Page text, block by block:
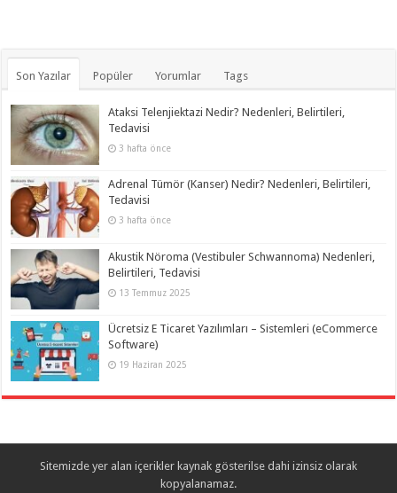
Son Yazılar Popüler Yorumlar Tags
Ataksi Telenjiektazi Nedir? Nedenleri, Belirtileri,
Tedavisi
3 hafta önce
Adrenal Tümör (Kanser) Nedir? Nedenleri, Belirtileri,
Tedavisi
3 hafta önce
Akustik Nöroma (Vestibuler Schwannoma) Nedenleri,
Belirtileri, Tedavisi
13 Temmuz 2025
Ücretsiz E Ticaret Yazılımları – Sistemleri (eCommerce
Software)
19 Haziran 2025
Sitemizde yer alan içerikler kaynak gösterilse dahi izinsiz olarak
kopyalanamaz.